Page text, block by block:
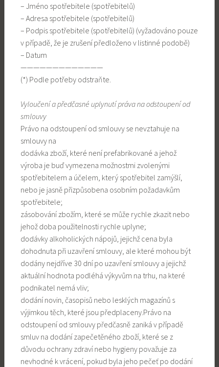
– Jméno spotřebitele (spotřebitelů)
– Adresa spotřebitele (spotřebitelů)
– Podpis spotřebitele (spotřebitelů) (vyžadováno pouze
v případě, že je zrušení předloženo v listinné podobě)
– Datum
—————————————
(*) Podle potřeby odstraňte.
Vyloučení a předčasné uplynutí práva na odstoupení od
smlouvy
Právo na odstoupení od smlouvy se nevztahuje na
smlouvy na
dodávka zboží, které není prefabrikované a jehož
výroba je buď vymezena možnostmi zvolenými
spotřebitelem a účelem, který spotřebitel zamýšlí,
nebo je jasně přizpůsobena osobním požadavkům
spotřebitele;
zásobování zbožím, které se může rychle zkazit nebo
jehož doba použitelnosti rychle uplyne;
dodávky alkoholických nápojů, jejichž cena byla
dohodnuta při uzavření smlouvy, ale které mohou být
dodány nejdříve 30 dní po uzavření smlouvy a jejichž
aktuální hodnota podléhá výkyvům na trhu, na které
podnikatel nemá vliv;
dodání novin, časopisů nebo lesklých magazínů s
výjimkou těch, které jsou předplaceny.Právo na
odstoupení od smlouvy předčasně zaniká v případě
smluv na dodání zapečetěného zboží, které se z
důvodu ochrany zdraví nebo hygieny považuje za
nevhodné k vrácení, pokud byla jeho pečeť po dodání